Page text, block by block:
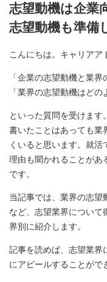
志望動機は企業
志望動機も準備
こんにちは。キャリアア
「企業の志望動機と業
「業界の志望動機はど
といった質問を受けます
書いたことはあっても業
くいると思います。就
理由も聞かれることがあ
です。
当記事では、業界の志望
など、志望業界について
界別に紹介します。
記事を読めば、志望業界
にアピールすることがで